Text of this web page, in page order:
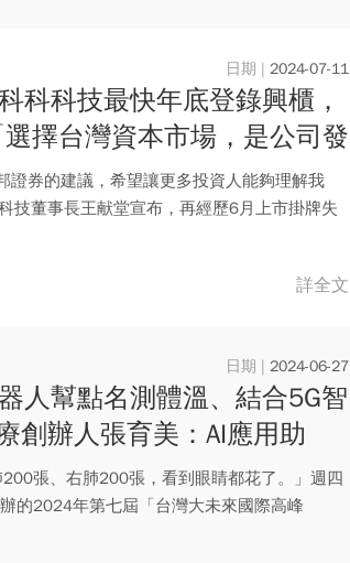
2024-07-11
科科技最快年底登錄興櫃，
擇台灣資本市場，是公司發
證券的建議，希望讓更多投資人能夠理解我
技董事長王献堂宣布，再經歷6月上市掛牌失
詳全文
2024-06-27
人幫點名測體溫、結合5G智
創辦人張育美：AI應用助
效率
200張、右肺200張，看到眼睛都花了。」週四
的2024年第七屆「台灣大未來國際高峰